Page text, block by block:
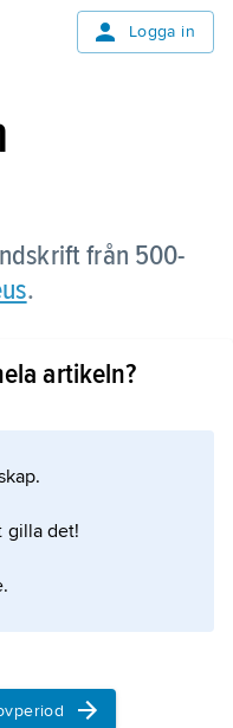
Logga in
från 500-
.
artikeln?
gilla det!